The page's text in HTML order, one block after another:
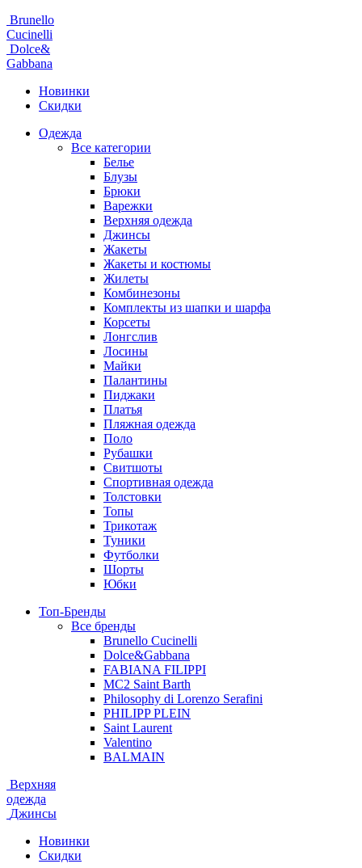
Brunello
Cucinelli
Dolce&
Gabbana
Новинки
Скидки
Одежда
Все категории
Белье
Блузы
Брюки
Варежки
Верхняя одежда
Джинсы
Жакеты
Жакеты и костюмы
Жилеты
Комбинезоны
Комплекты из шапки и шарфа
Корсеты
Лонгслив
Лосины
Майки
Палантины
Пиджаки
Платья
Пляжная одежда
Поло
Рубашки
Свитшоты
Спортивная одежда
Толстовки
Топы
Трикотаж
Туники
Футболки
Шорты
Юбки
Топ-Бренды
Все бренды
Brunello Cucinelli
Dolce&Gabbana
FABIANA FILIPPI
MC2 Saint Barth
Philosophy di Lorenzo Serafini
PHILIPP PLEIN
Saint Laurent
Valentino
BALMAIN
Верхняя
одежда
Джинсы
Новинки
Скидки